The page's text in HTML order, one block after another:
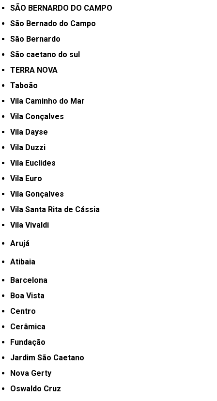
SÃO BERNARDO DO CAMPO
São Bernado do Campo
São Bernardo
São caetano do sul
TERRA NOVA
Taboão
Vila Caminho do Mar
Vila Conçalves
Vila Dayse
Vila Duzzi
Vila Euclides
Vila Euro
Vila Gonçalves
Vila Santa Rita de Cássia
Vila Vivaldi
Arujá
Atibaia
Barcelona
Boa Vista
Centro
Cerâmica
Fundação
Jardim São Caetano
Nova Gerty
Oswaldo Cruz